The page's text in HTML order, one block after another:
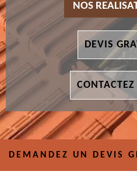
NOS
DEVIS
DEMANDEZ UN DEVIS